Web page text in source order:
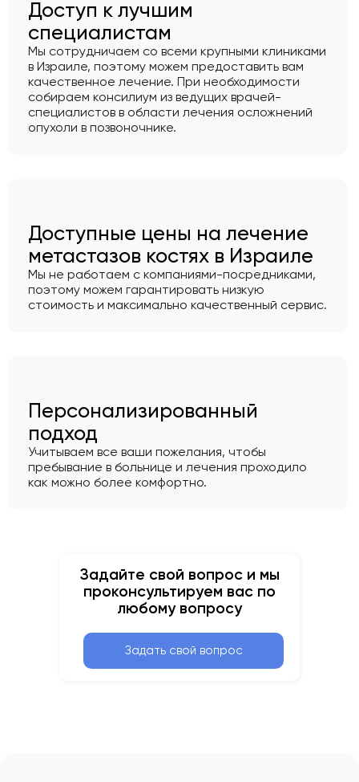
Доступ к лучшим
специалистам
Мы сотрудничаем со всеми крупными клиниками
в Израиле, поэтому можем предоставить вам
качественное лечение. При необходимости
собираем консилиум из ведущих врачей-
специалистов в области лечения осложнений
опухоли в позвоночнике.
Доступные цены на лечение
метастазов костях в Израиле
Мы не работаем с компаниями-посредниками,
поэтому можем гарантировать низкую
стоимость и максимально качественный сервис.
Персонализированный
подход
Учитываем все ваши пожелания, чтобы
пребывание в больнице и лечения проходило
как можно более комфортно.
Задайте свой вопрос и мы
проконсультируем вас по
любому вопросу
Задать свой вопрос